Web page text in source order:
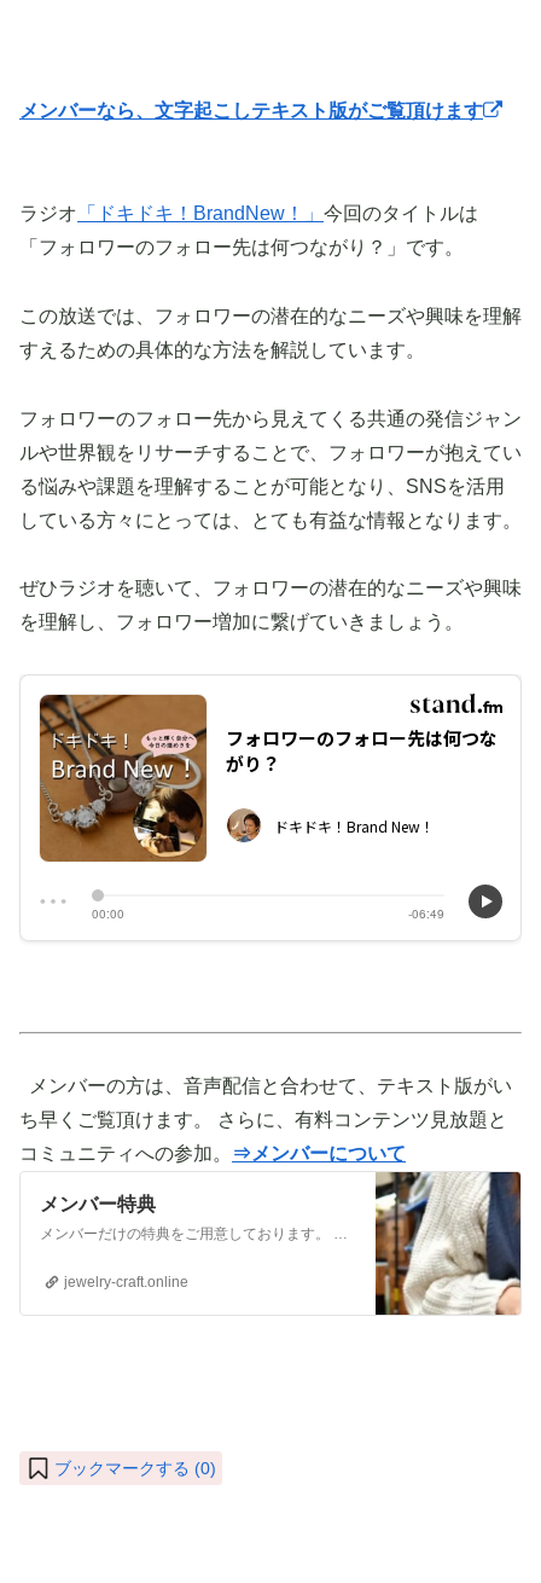
メンバーなら、文字起こしテキスト版がご覧頂けます
ラジオ 「ドキドキ！BrandNew！」 今回のタイトルは
「フォロワーのフォロー先は何つながり？」です。
この放送では、フォロワーの潜在的なニーズや興味を理解
すえるための具体的な方法を解説しています。
フォロワーのフォロー先から見えてくる共通の発信ジャン
ルや世界観をリサーチすることで、フォロワーが抱えてい
る悩みや課題を理解することが可能となり、SNSを活用
している方々にとっては、とても有益な情報となります。
ぜひラジオを聴いて、フォロワーの潜在的なニーズや興味
を理解し、フォロワー増加に繋げていきましょう。
メンバーの方は、音声配信と合わせて、テキスト版がい
ち早くご覧頂けます。 さらに、有料コンテンツ見放題と
コミュニティへの参加。
⇒メンバーについて
メンバー特典
メンバーだけの特典をご用意しております。 ぜひご活用頂き、ご自身の活動に役立てて下さい。 ⇒メンバーについて詳しく見てみる メンバーになる （） ①有料コンテンツが見放題！ ジュエリー制作に関する情報やビジネス情報やブランディングに関する情
jewelry-craft.online
ブックマークする (0)